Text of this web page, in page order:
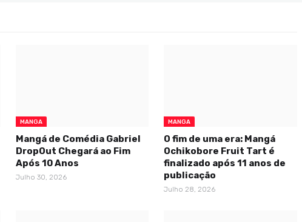
MANGA
Mangá de Comédia Gabriel
DropOut Chegará ao Fim
Após 10 Anos
Julho 30, 2026
MANGA
O fim de uma era: Mangá
Ochikobore Fruit Tart é
finalizado após 11 anos de
publicação
Julho 28, 2026